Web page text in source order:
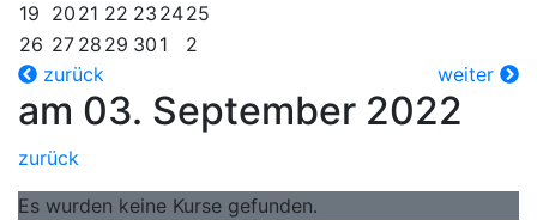
19 20 21 22 23 2425
26 27 28 29 30 1
2
zurück
weiter
am 03. September 2022
zurück
Es wurden keine Kurse gefunden.